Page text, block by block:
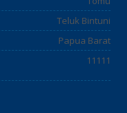
Teluk Bintuni
Papua Barat
11111